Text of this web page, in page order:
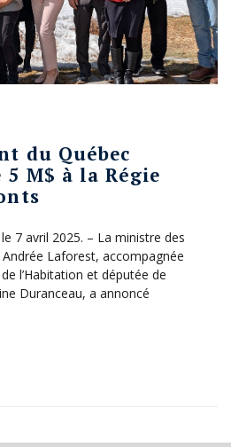
du Québec
M$ à la Régie
7 avril 2025. – La ministre des
Laforest, accompagnée
l’Habitation et députée de
Duranceau, a annoncé